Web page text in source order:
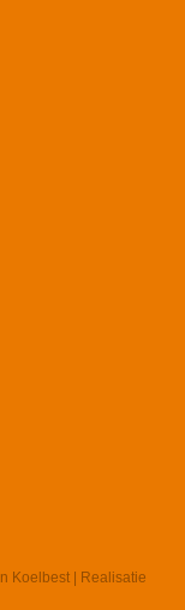
Koelbest | Realisatie